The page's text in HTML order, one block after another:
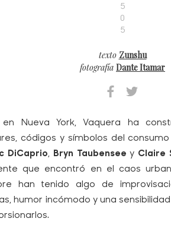
5
0
5
texto Zunshu
fotografía Dante Itamar
Nueva York, Vaquera ha
códigos y símbolos del
DiCaprio, Bryn Taubensee y Claire
que encontró en el caos
han tenido algo de
humor incómodo y una